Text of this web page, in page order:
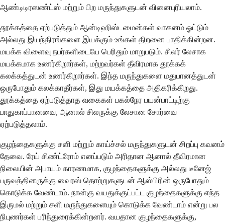
ஆண்டிடிரஸண்ட்ஸ் மற்றும் பிற மருந்துகளுடன் வினைபுரியலாம்.
தூக்கத்தை ஏற்படுத்தும் ஆன்டிஹிஸ்டமைன்கள் வாகனம் ஓட்டும்
அல்லது இயந்திரங்களை இயக்கும் உங்கள் திறனை பாதிக்கின்றன.
மயக்க விளைவு நபர்களிடையே பெரிதும் மாறுபடும். சிலர் லேசாக
மயக்கமாக உணர்கிறார்கள், மற்றவர்கள் தீவிரமாக தூக்கக்
கலக்கத்துடன் உணர்கிறார்கள். இந்த மருந்துகளை மதுபானத்துடன்
ஒருபோதும் கலக்காதீர்கள், இது மயக்கத்தை அதிகரிக்கிறது.
தூக்கத்தை ஏற்படுத்தாத வகைகள் பகல்நேர பயன்பாட்டிற்கு
பாதுகாப்பானவை, ஆனால் சிலருக்கு லேசான சோர்வை
ஏற்படுத்தலாம்.
குழந்தைகளுக்கு சளி மற்றும் காய்ச்சல் மருந்துகளுடன் சிறப்பு கவனம்
தேவை. ரேய் சிண்ட்ரோம் எனப்படும் அரிதான ஆனால் தீவிரமான
நிலையின் அபாயம் காரணமாக, குழந்தைகளுக்கு அல்லது டீனேஜ்
பருவத்தினருக்கு வைரஸ் தொற்றுகளுடன் ஆஸ்பிரின் ஒருபோதும்
கொடுக்க வேண்டாம். நான்கு வயதுக்குட்பட்ட குழந்தைகளுக்கு எந்த
இருமல் மற்றும் சளி மருந்துகளையும் கொடுக்க வேண்டாம் என்று பல
நிபுணர்கள் பரிந்துரைக்கின்றனர். வயதான குழந்தைகளுக்கு,